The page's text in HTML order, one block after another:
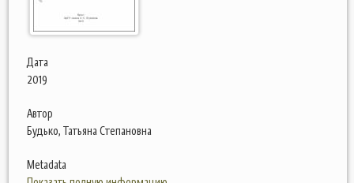
Дата
2019
Автор
Будько, Татьяна Степановна
Metadata